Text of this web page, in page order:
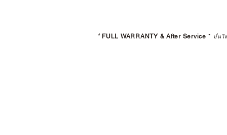
* FULL WARRANTY & After Service * มั่นใ